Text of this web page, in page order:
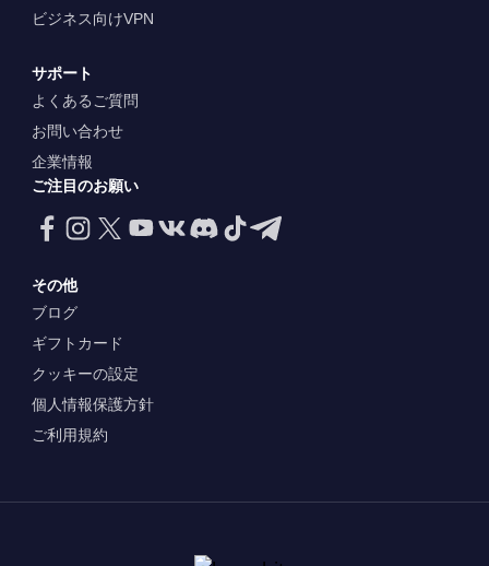
ビジネス向けVPN
サポート
よくあるご質問
お問い合わせ
企業情報
ご注目のお願い
その他
ブログ
ギフトカード
クッキーの設定
個人情報保護方針
ご利用規約